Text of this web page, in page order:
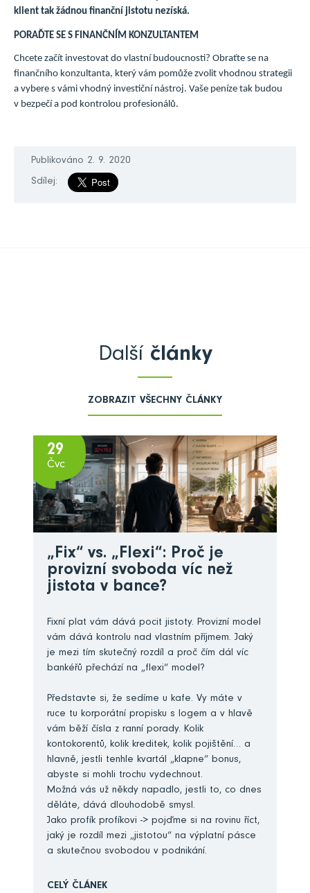
klient tak žádnou finanční jistotu nezíská.
PORAĎTE SE S FINANČNÍM KONZULTANTEM
Chcete začít investovat do vlastní budoucnosti? Obraťte se na
finančního konzultanta, který vám pomůže zvolit vhodnou strategii
a vybere s vámi vhodný investiční nástroj. Vaše peníze tak budou
v bezpečí a pod kontrolou profesionálů.
Publikováno 2. 9. 2020
Sdílej:
Další články
ZOBRAZIT VŠECHNY ČLÁNKY
29
Čvc
„Fix“ vs. „Flexi“: Proč je
provizní svoboda víc než
jistota v bance?
Fixní plat vám dává pocit jistoty. Provizní model
vám dává kontrolu nad vlastním příjmem. Jaký
je mezi tím skutečný rozdíl a proč čím dál víc
bankéřů přechází na „flexi“ model?
Představte si, že sedíme u kafe. Vy máte v
ruce tu korporátní propisku s logem a v hlavě
vám běží čísla z ranní porady. Kolik
kontokorentů, kolik kreditek, kolik pojištění… a
hlavně, jestli tenhle kvartál „klapne“ bonus,
abyste si mohli trochu vydechnout.
Možná vás už někdy napadlo, jestli to, co dnes
děláte, dává dlouhodobě smysl.
Jako profík profíkovi -> pojďme si na rovinu říct,
jaký je rozdíl mezi „jistotou“ na výplatní pásce
a skutečnou svobodou v podnikání.
CELÝ ČLÁNEK